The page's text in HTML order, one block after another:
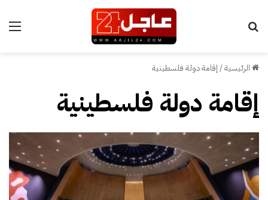
الرئيسية/ إقامة دولة فلسطينية
إقامة دولة فلسطينية